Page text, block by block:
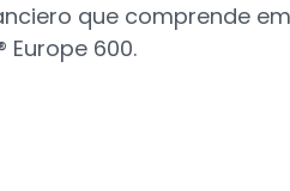
que comprende
Europe 600.